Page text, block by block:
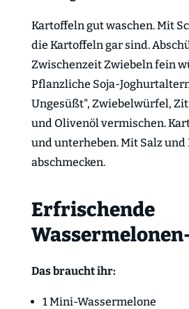
Kartoffeln gut waschen. Mit
die Kartoffeln gar sind.
Zwischenzeit Zwiebeln fein
Pflanzliche Soja-
Ungesüßt", Zwiebelwürfel,
und Olivenöl vermischen.
und unterheben. Mit Salz und
abschmecken.
Erfrischende
Das braucht ihr:
1 Mini-Wassermelone